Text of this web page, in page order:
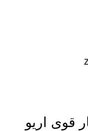
قوی اریو